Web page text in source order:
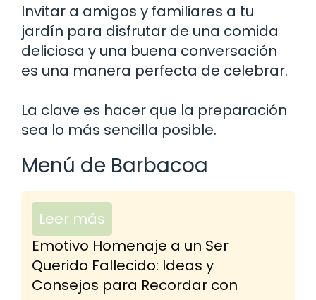
Invitar a amigos y familiares a tu
jardín para disfrutar de una comida
deliciosa y una buena conversación
es una manera perfecta de celebrar.
La clave es hacer que la preparación
sea lo más sencilla posible.
Menú de Barbacoa
Leer más
Emotivo Homenaje a un Ser
Querido Fallecido: Ideas y
Consejos para Recordar con